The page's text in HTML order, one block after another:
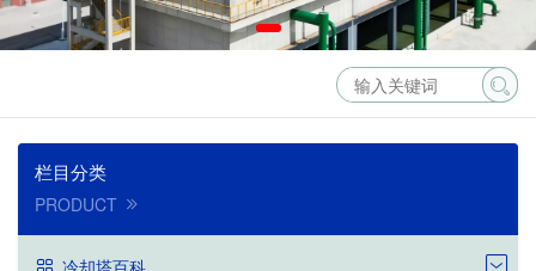
栏目分类
PRODUCT
冷却塔百科